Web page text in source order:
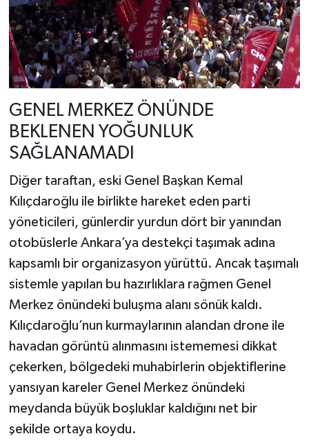
GENEL MERKEZ ÖNÜNDE
BEKLENEN YOĞUNLUK
SAĞLANAMADI
Diğer taraftan, eski Genel Başkan Kemal
Kılıçdaroğlu ile birlikte hareket eden parti
yöneticileri, günlerdir yurdun dört bir yanından
otobüslerle Ankara’ya destekçi taşımak adına
kapsamlı bir organizasyon yürüttü. Ancak taşımalı
sistemle yapılan bu hazırlıklara rağmen Genel
Merkez önündeki buluşma alanı sönük kaldı.
Kılıçdaroğlu’nun kurmaylarının alandan drone ile
havadan görüntü alınmasını istememesi dikkat
çekerken, bölgedeki muhabirlerin objektiflerine
yansıyan kareler Genel Merkez önündeki
meydanda büyük boşluklar kaldığını net bir
şekilde ortaya koydu.